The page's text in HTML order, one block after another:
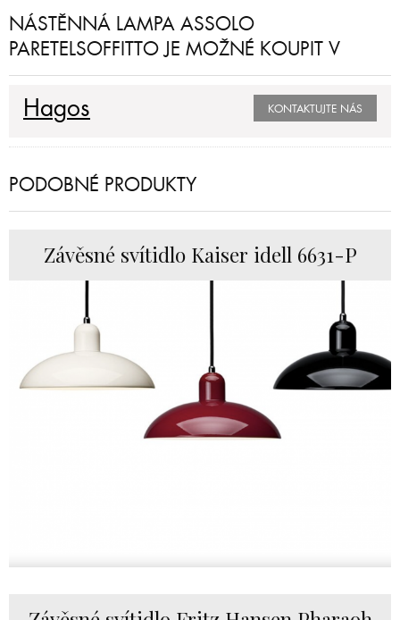
NÁSTĚNNÁ LAMPA ASSOLO
PARETELSOFFITTO JE MOŽNÉ KOUPIT V
Hagos KONTAKTUJTE NÁS
PODOBNÉ PRODUKTY
Závěsné svítidlo Kaiser idell 6631-P